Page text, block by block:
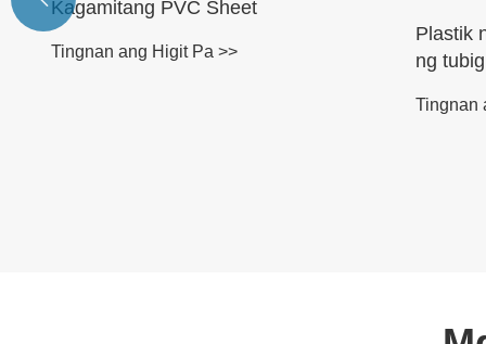
Plastik na hindi tinatagusan
ng tubig sheet machine
linya